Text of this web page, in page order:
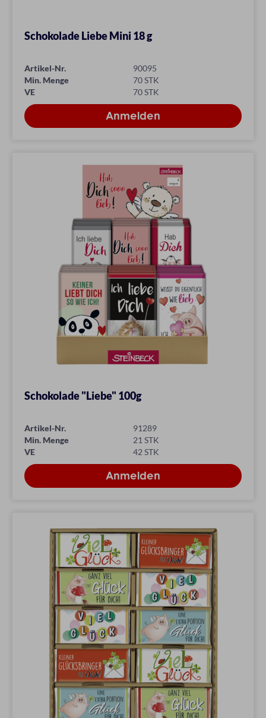
Schokolade Liebe Mini 18 g
Artikel-Nr.
90095
Min. Menge
70 STK
VE
70 STK
Schokolade "Liebe" 100g
Artikel-Nr.
91289
Min. Menge
21 STK
VE
42 STK